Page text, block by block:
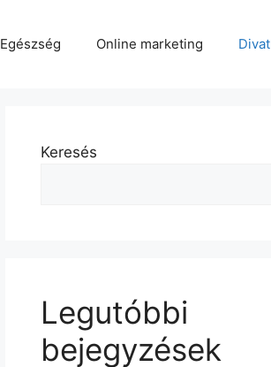
Egészség Online marketing Divat
Keresés
Legutóbbi
bejegyzések